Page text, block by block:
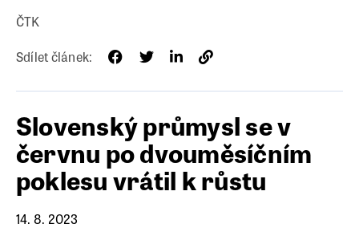
ČTK
Sdílet článek:
Slovenský průmysl se v
červnu po dvouměsíčním
poklesu vrátil k růstu
14. 8. 2023